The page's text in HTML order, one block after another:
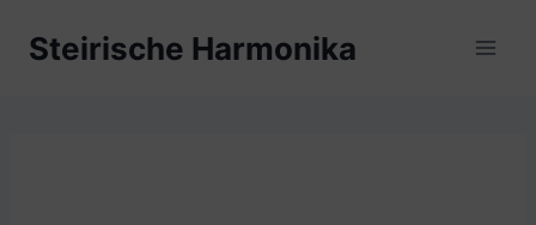
InhaltSteirische Harmonika